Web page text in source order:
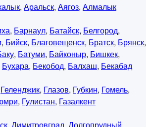
, Аральск, Аягоз, Алмалык
, Барнаул, Батайск, Белгород,
, Бийск, Благовещенск, Братск, Брянск,
, Батуми, Байконыр, Бишкек,
Бухара, Бекобод, Балхаш, Бекабад
Геленджик, Глазов, Губкин, Гомель,
, Гулистан, Газалкент